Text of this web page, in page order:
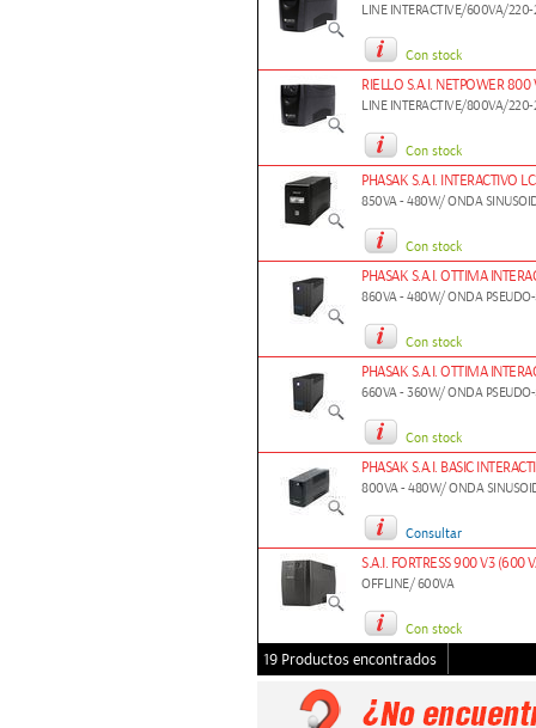
LINE INTERACTIVE/600VA/
Con stock
RIELLO S.A.I. NETPOWER 800
LINE INTERACTIVE/800VA/
Con stock
PHASAK S.A.I. INTERACTIVO
850VA - 480W/ ONDA
Con stock
PHASAK S.A.I. OTTIMA
860VA - 480W/ ONDA
Con stock
PHASAK S.A.I. OTTIMA
660VA - 360W/ ONDA
Con stock
PHASAK S.A.I. BASIC
800VA - 480W/ ONDA
Consultar
S.A.I. FORTRESS 900 V3 (600
OFFLINE/ 600VA
Con stock
19 Productos encontrados